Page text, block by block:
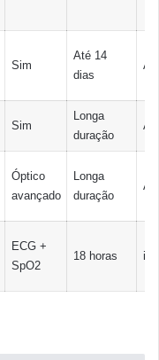
Sim
Até 14
dias
Sim
Longa
duração
Óptico
avançado
Longa
duração
ECG +
SpO2
18 horas